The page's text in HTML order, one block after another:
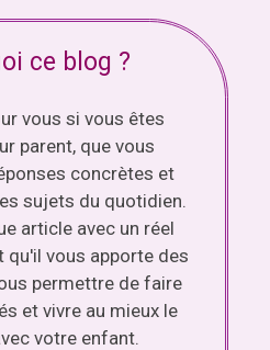
ce blog ?
vous si vous êtes
parent, que vous
concrètes et
sujets du quotidien.
article avec un réel
qu'il vous apporte des
permettre de faire
et vivre au mieux le
votre enfant.